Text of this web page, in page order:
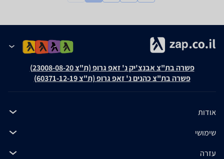
פשרה בת"צ אבנצ'יק נ' זאפ גרופ (ת"צ 23008-08-20)
פשרה בת"צ כהנים נ' זאפ גרופ (ת"צ 60371-12-19)
אודות
שימושי
עזרה